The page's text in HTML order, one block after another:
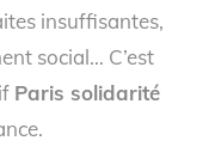
insuffisantes,
social… C’est
Paris solidarité